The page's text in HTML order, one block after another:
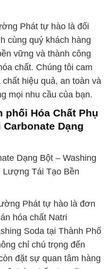
Phát tự hào là đối
cùng quý khách hàng
vững và thành công
chất. Chúng tôi cam
hiệu quả, an toàn và
mọi nhu cầu của bạn.
phối Hóa Chất Phụ
Dạng
Dạng Bột – Washing
Lượng Tái Tạo Bền
Phát tự hào là đơn
hóa chất Natri
Soda tại Thành Phố
chỉ chú trọng đến
đặt sự quan tâm hàng